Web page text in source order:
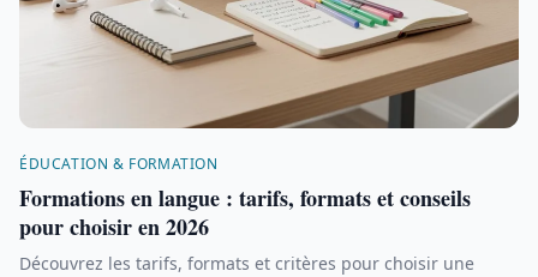
ÉDUCATION & FORMATION
Formations en langue : tarifs, formats et conseils
pour choisir en 2026
Découvrez les tarifs, formats et critères pour choisir une